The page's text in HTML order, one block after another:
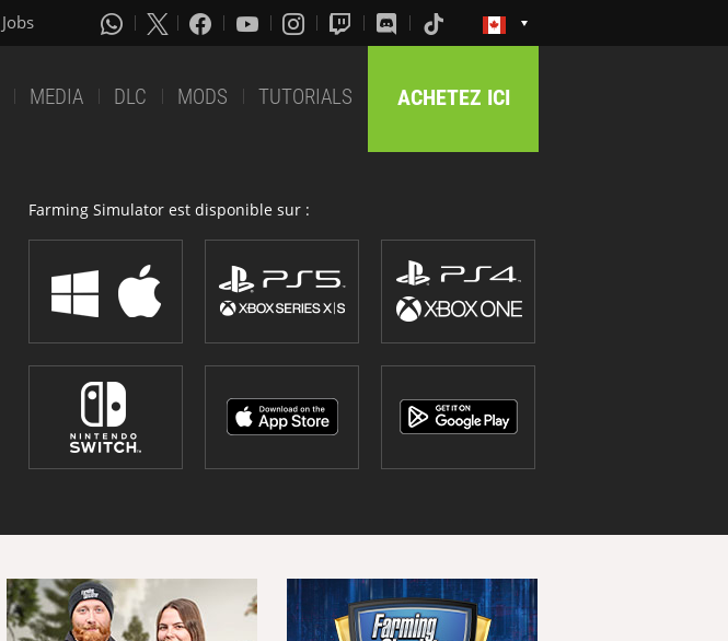
Jobs
MEDIA DLC MODS TUTORIALS ACHETEZ ICI
Farming Simulator est disponible sur :